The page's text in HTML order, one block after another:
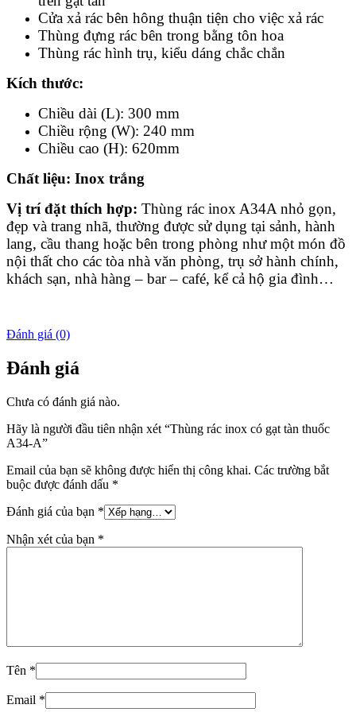
Cửa xả rác bên hông thuận tiện cho việc xả rác
Thùng đựng rác bên trong bằng tôn hoa
Thùng rác hình trụ, kiểu dáng chắc chắn
Kích thước:
Chiều dài (L): 300 mm
Chiều rộng (W): 240 mm
Chiều cao (H): 620mm
Chất liệu: Inox trắng
Vị trí đặt thích hợp: Thùng rác inox A34A nhỏ gọn,
đẹp và trang nhã, thường được sử dụng tại sảnh, hành
lang, cầu thang hoặc bên trong phòng như một món đồ
nội thất cho các tòa nhà văn phòng, trụ sở hành chính,
khách sạn, nhà hàng – bar – café, kể cả hộ gia đình…
Đánh giá (0)
Đánh giá
Chưa có đánh giá nào.
Hãy là người đầu tiên nhận xét “Thùng rác inox có gạt tàn thuốc
A34-A”
Email của bạn sẽ không được hiển thị công khai. Các trường bắt
buộc được đánh dấu *
Đánh giá của bạn *
Nhận xét của bạn *
Tên *
Email *